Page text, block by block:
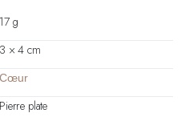
17 g
3 × 4 cm
Cœur
Pierre plate